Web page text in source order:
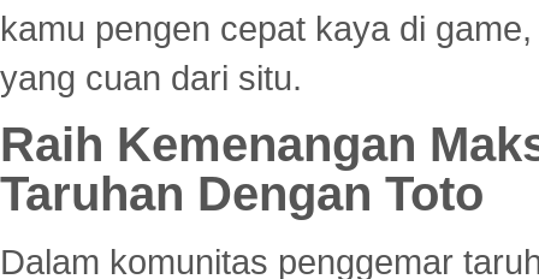
kamu pengen cepat kaya di
yang cuan dari situ.
Raih Kemenangan
Taruhan Dengan Toto
Dalam komunitas penggemar